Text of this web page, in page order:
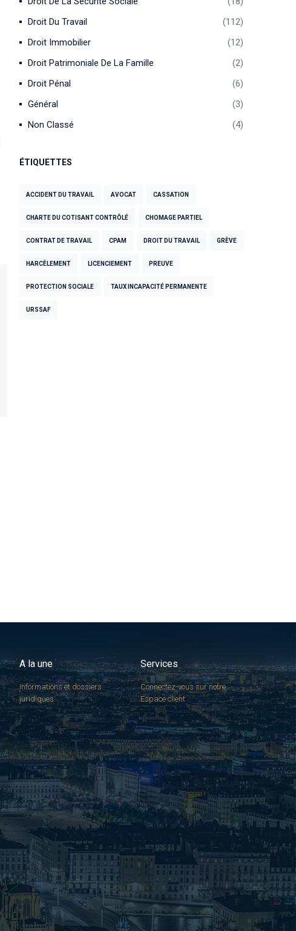
Droit Du Travail
112
Droit Immobilier
12
Droit Patrimoniale De La Famille
2
Droit Pénal
6
Général
3
Non Classé
4
ÉTIQUETTES
ACCIDENT DU TRAVAIL AVOCAT CASSATION
CHARTE DU COTISANT CONTRÔLÉ CHOMAGE PARTIEL
CONTRAT DE TRAVAIL CPAM DROIT DU TRAVAIL GRÈVE
HARCÈLEMENT LICENCIEMENT PREUVE
PROTECTION SOCIALE TAUX INCAPACITÉ PERMANENTE
URSSAF
A la une
Informations et dossiers
juridiques
Services
Connectez-vous sur notre
Espace client